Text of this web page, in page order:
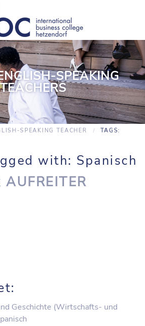
SPEAKING
TEACHERS
SPEAKING TEACHER
TAGS:
with: Spanisch
AUFREITER
Geschichte (Wirtschafts- und